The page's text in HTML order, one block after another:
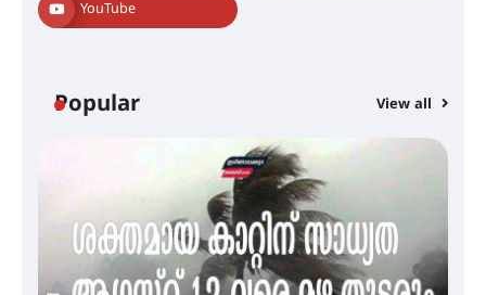
YouTube
Popular View all
വെള്ളിയാഴ്ച സ്‌ക്രീൻ ചെയ്യുന്നു
സെന്റ് ജോസഫ്സ് കോളജ്
കോമേഴ്‌സ് അസോസിയേഷന്
തുടക്കമായി